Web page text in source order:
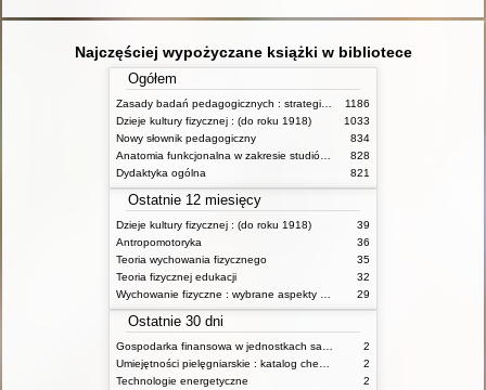
Najczęściej wypożyczane książki w bibliotece
Ogółem
1186
Dzieje kultury fizycznej : (do roku 1918)
1033
Nowy słownik pedagogiczny
834
828
Dydaktyka ogólna
821
Ostatnie 12 miesięcy
Dzieje kultury fizycznej : (do roku 1918)
39
Antropomotoryka
36
Teoria wychowania fizycznego
35
Teoria fizycznej edukacji
32
29
Ostatnie 30 dni
2
2
Technologie energetyczne
2